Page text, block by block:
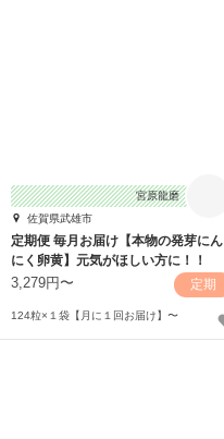
宮原龍磨
佐賀県武雄市
定期便 毎月お届け【本物の発芽にん
にく卵黄】元気がほしい方に！！
3,279円〜 定期
124粒×１袋【月に１回お届け】〜